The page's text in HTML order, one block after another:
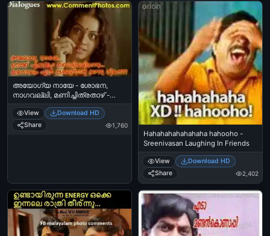
അയോഗ്യ നായേ - ശോഭന,
നാഗവല്ലി, മണിച്ചിത്രതാഴ് -
Ayogya Naaye - Shobhana,
Naagavalli - Manichithrathazhu
View
Download HD
Share
1,760
Hahahahahahahaha hahooho -
Sreenivasan Laughing In Friends
View
Download HD
Share
2,402